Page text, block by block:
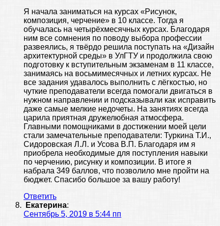
Я начала заниматься на курсах «Рисунок,
композиция, черчение» в 10 классе. Тогда я
обучалась на четырёхмесячных курсах. Благодаря
ним все сомнения по поводу выбора профессии
развеялись, я твёрдо решила поступать на «Дизайн
архитектурной среды» в УлГТУ и продолжила свою
подготовку к вступительным экзаменам в 11 классе,
занимаясь на восьмимесячных и летних курсах. Не
все задания удавалось выполнить с лёгкостью, но
чуткие преподаватели всегда помогали двигаться в
нужном направлении и подсказывали как исправить
даже самые мелкие недочеты. На занятиях всегда
царила приятная дружелюбная атмосфера.
Главными помощниками в достижении моей цели
стали замечательные преподаватели: Туркина Т.И.,
Сидоровская Л.Л. и Усова В.П. Благодаря им я
приобрела необходимые для поступления навыки
по черчению, рисунку и композиции. В итоге я
набрала 349 баллов, что позволило мне пройти на
бюджет. Спасибо большое за вашу работу!
Ответить
Екатерина:
Сентябрь 5, 2019 в 5:44 пп